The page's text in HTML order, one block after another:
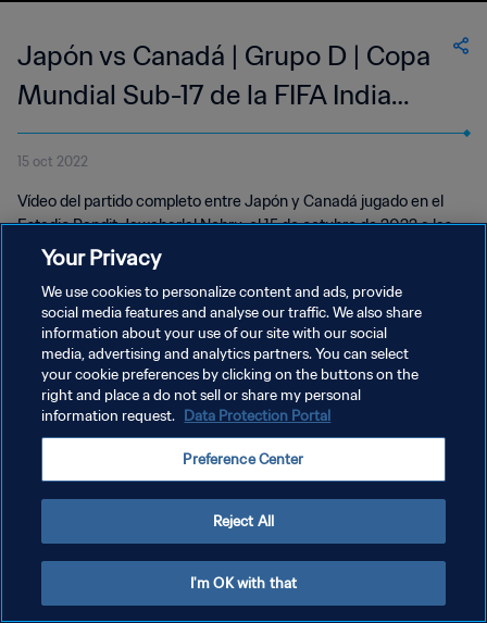
Japón vs Canadá | Grupo D | Copa
Mundial Sub-17 de la FIFA India
2022™ | Partido Completo
15 oct 2022
Vídeo del partido completo entre Japón y Canadá jugado en el
Estadio Pandit Jawaharlal Nehru, el 15 de octubre de 2022 a las
20:00 (hora local).
POLÍTICA DE PRIVACIDAD
TÉRMINOS DE SERVICIO
AJUSTAR LA CONFIGURACIÓN DE LAS COOKIES
Your Privacy
We use cookies to personalize content and ads, provide
social media features and analyse our traffic. We also share
information about your use of our site with our social
media, advertising and analytics partners. You can select
your cookie preferences by clicking on the buttons on the
right and place a do not sell or share my personal
information request. Data Protection Portal
Preference Center
Reject All
I'm OK with that